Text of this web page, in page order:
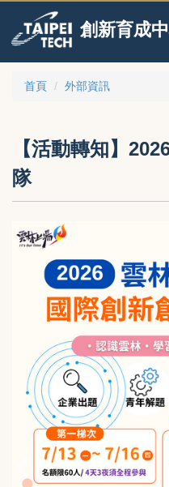
主
要
創新育成
首頁 外部資訊
【活動轉知】
隊